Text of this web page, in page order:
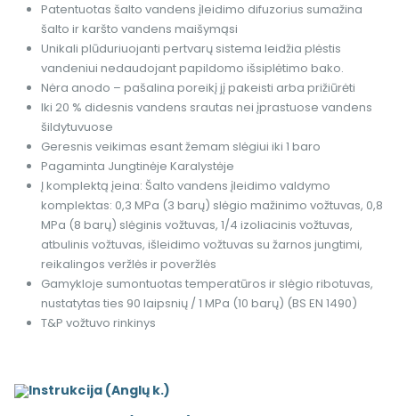
Patentuotas šalto vandens įleidimo difuzorius sumažina
šalto ir karšto vandens maišymąsi
Unikali plūduriuojanti pertvarų sistema leidžia plėstis
vandeniui nedaudojant papildomo išsiplėtimo bako.
Nėra anodo – pašalina poreikį jį pakeisti arba prižiūrėti
Iki 20 % didesnis vandens srautas nei įprastuose vandens
šildytuvuose
Geresnis veikimas esant žemam slėgiui iki 1 baro
Pagaminta Jungtinėje Karalystėje
Į komplektą įeina: Šalto vandens įleidimo valdymo
komplektas: 0,3 MPa (3 barų) slėgio mažinimo vožtuvas, 0,8
MPa (8 barų) slėginis vožtuvas, 1/4 izoliacinis vožtuvas,
atbulinis vožtuvas, išleidimo vožtuvas su žarnos jungtimi,
reikalingos veržlės ir poveržlės
Gamykloje sumontuotas temperatūros ir slėgio ribotuvas,
nustatytas ties 90 laipsnių / 1 MPa (10 barų) (BS EN 1490)
T&P vožtuvo rinkinys
Instrukcija (Anglų k.)